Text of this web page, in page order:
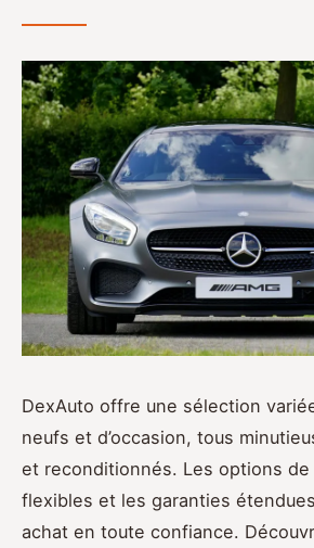
DexAuto offre une sélection
neufs et d’occasion, tous
et reconditionnés. Les options
flexibles et les garanties
achat en toute confiance.